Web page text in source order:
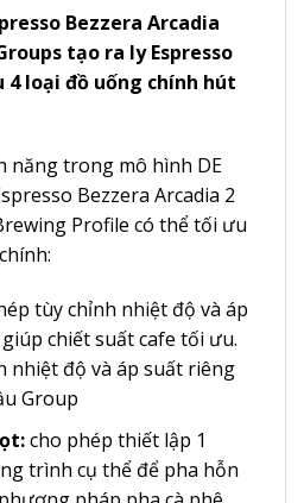
Bezzera Arcadia
tạo ra ly Espresso
4 loại đồ uống chính hút
năng trong mô hình DE
Bezzera Arcadia 2
Profile có thể tối ưu
tùy chỉnh nhiệt độ và áp
chiết suất cafe tối ưu.
nhiệt độ và áp suất riêng
Group
cho phép thiết lập 1
trình cụ thể để pha hỗn